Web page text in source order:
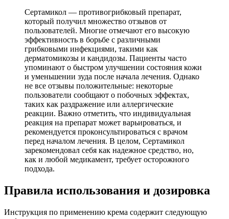
Сертамикол — противогрибковый препарат,
который получил множество отзывов от
пользователей. Многие отмечают его высокую
эффективность в борьбе с различными
грибковыми инфекциями, такими как
дерматомикозы и кандидозы. Пациенты часто
упоминают о быстром улучшении состояния кожи
и уменьшении зуда после начала лечения. Однако
не все отзывы положительные: некоторые
пользователи сообщают о побочных эффектах,
таких как раздражение или аллергические
реакции. Важно отметить, что индивидуальная
реакция на препарат может варьироваться, и
рекомендуется проконсультироваться с врачом
перед началом лечения. В целом, Сертамикол
зарекомендовал себя как надежное средство, но,
как и любой медикамент, требует осторожного
подхода.
Правила использования и дозировка
Инструкция по применению крема содержит следующую